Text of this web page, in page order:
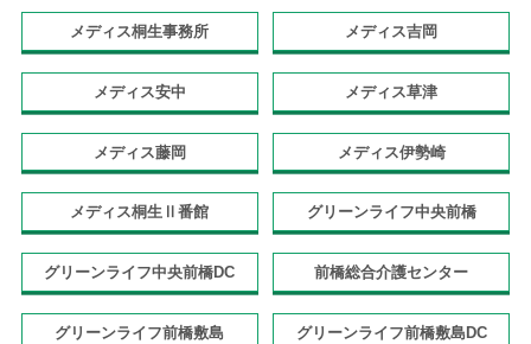
メディス桐生事務所 メディス吉岡
メディス安中 メディス草津
メディス藤岡 メディス伊勢崎
メディス桐生Ⅱ番館 グリーンライフ中央前橋
グリーンライフ中央前橋DC 前橋総合介護センター
グリーンライフ前橋敷島 グリーンライフ前橋敷島DC